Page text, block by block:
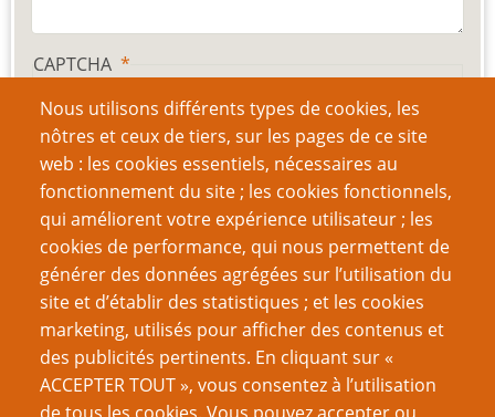
CAPTCHA
Quel code est dissimulé dans l'image ?
Saisir les caractères affichés dans l'image.
Cette question nous permet de vérifier que vous n'êtes
pas une robot.
Nous utilisons différents types de cookies, les
nôtres et ceux de tiers, sur les pages de ce site
web : les cookies essentiels, nécessaires au
fonctionnement du site ; les cookies fonctionnels,
qui améliorent votre expérience utilisateur ; les
cookies de performance, qui nous permettent de
générer des données agrégées sur l’utilisation du
site et d’établir des statistiques ; et les cookies
marketing, utilisés pour afficher des contenus et
des publicités pertinents. En cliquant sur «
ACCEPTER TOUT », vous consentez à l’utilisation